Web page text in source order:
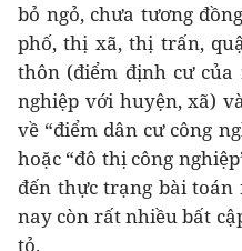
bỏ ngỏ, chưa tương
phố, thị xã, thị trấn,
thôn (điểm định cư
nghiệp với huyện, xã)
về “điểm dân cư công
hoặc “đô thị công
đến thực trạng bài
nay còn rất nhiều bất
tỏ.